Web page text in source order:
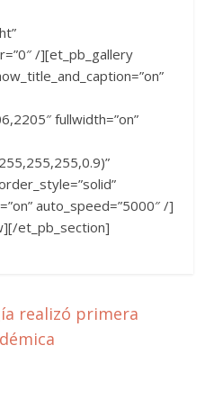
/][et_pb_gallery
fullwidth=”on”
auto_speed=”5000″ /]
et_pb_section]
realizó primera